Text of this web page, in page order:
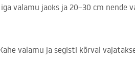
valamu jaoks ja 20–30 cm nende
valamu ja segisti kõrval